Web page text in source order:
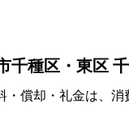
千種区・東区
・償却・礼金は、